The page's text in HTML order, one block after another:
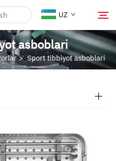
UZ
asboblari
>Sport tibbiyot asboblari